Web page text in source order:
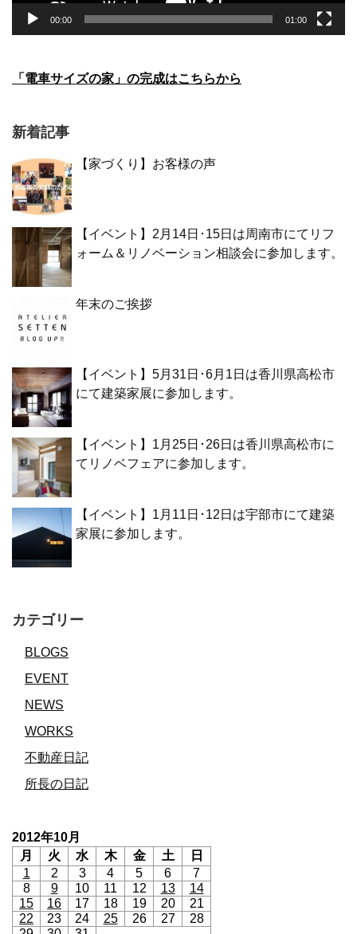
00:00 01:00
「電車サイズの家」の完成はこちらから
新着記事
【家づくり】お客様の声
【イベント】2月14日･15日は周南市にてリフ
ォーム＆リノベーション相談会に参加します。
年末のご挨拶
【イベント】5月31日･6月1日は香川県高松市
にて建築家展に参加します。
【イベント】1月25日･26日は香川県高松市に
てリノベフェアに参加します。
【イベント】1月11日･12日は宇部市にて建築
家展に参加します。
カテゴリー
BLOGS
EVENT
NEWS
WORKS
不動産日記
所長の日記
2012年10月
月
火 水 木 金 土
日
1
2 3 4 5 6
7
8
9 10 11 12 13
14
15
16 17 18 19 20
21
22
23 24 25 26 27
28